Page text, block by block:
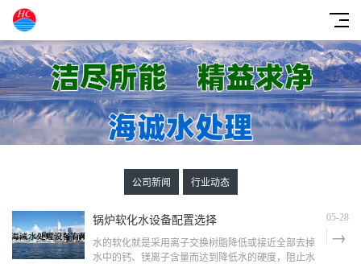
公司新闻 行业动态
锅炉软化水设备配置选择 05-28
水的软化就是采用离子交换树脂降低或接近全部去掉
水中的钙、镁离子含量而达到降低水的硬度，阻止水